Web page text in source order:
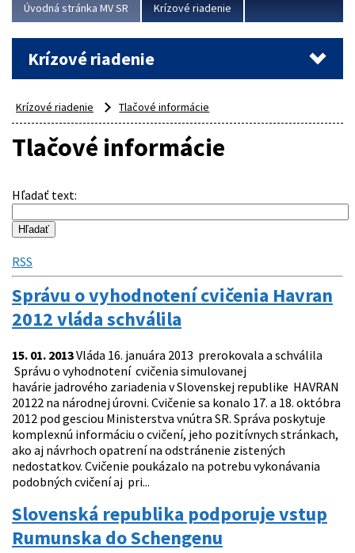
Úvodná stránka MV SR Krízové riadenie
Krízové riadenie
Krízové riadenie Tlačové informácie
Tlačové informácie
Hľadať text:
RSS
Správu o vyhodnotení cvičenia Havran
2012 vláda schválila
15. 01. 2013Vláda 16. januára 2013 prerokovala a schválila
Správu o vyhodnotení cvičenia simulovanej
havárie jadrového zariadenia v Slovenskej republike HAVRAN
20122 na národnej úrovni. Cvičenie sa konalo 17. a 18. októbra
2012 pod gesciou Ministerstva vnútra SR. Správa poskytuje
komplexnú informáciu o cvičení, jeho pozitívnych stránkach,
ako aj návrhoch opatrení na odstránenie zistených
nedostatkov. Cvičenie poukázalo na potrebu vykonávania
podobných cvičení aj pri...
Slovenská republika podporuje vstup
Rumunska do Schengenu